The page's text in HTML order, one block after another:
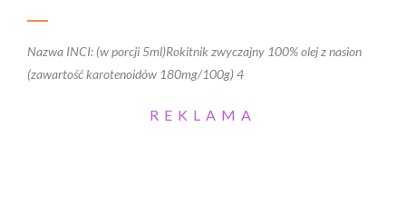
Nazwa INCI: (w porcji 5ml)Rokitnik zwyczajny 100% olej z nasion
(zawartość karotenoidów 180mg/100g) 4
REKLAMA